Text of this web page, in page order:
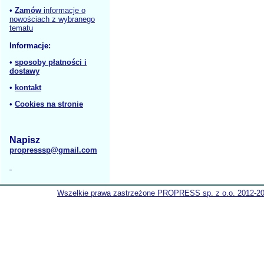
• Zamów informacje o
nowościach z wybranego
tematu
Informacje:
• sposoby płatności i
dostawy
• kontakt
• Cookies na stronie
Napisz
propresssp@gmail.com
Wszelkie prawa zastrzeżone PROPRESS sp. z o.o. 2012-